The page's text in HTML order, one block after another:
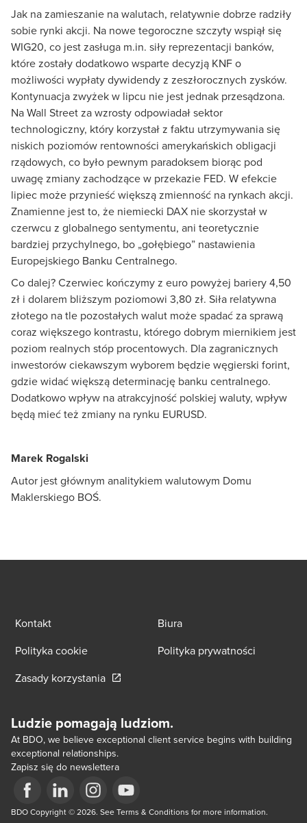
Jak na zamieszanie na walutach, relatywnie dobrze radziły
sobie rynki akcji. Na nowe tegoroczne szczyty wspiął się
WIG20, co jest zasługa m.in. siły reprezentacji banków,
które zostały dodatkowo wsparte decyzją KNF o
możliwości wypłaty dywidendy z zeszłorocznych zysków.
Kontynuacja zwyżek w lipcu nie jest jednak przesądzona.
Na Wall Street za wzrosty odpowiadał sektor
technologiczny, który korzystał z faktu utrzymywania się
niskich poziomów rentowności amerykańskich obligacji
rządowych, co było pewnym paradoksem biorąc pod
uwagę zmiany zachodzące w przekazie FED. W efekcie
lipiec może przynieść większą zmienność na rynkach akcji.
Znamienne jest to, że niemiecki DAX nie skorzystał w
czerwcu z globalnego sentymentu, ani teoretycznie
bardziej przychylnego, bo „gołębiego” nastawienia
Europejskiego Banku Centralnego.
Co dalej? Czerwiec kończymy z euro powyżej bariery 4,50
zł i dolarem bliższym poziomowi 3,80 zł. Siła relatywna
złotego na tle pozostałych walut może spadać za sprawą
coraz większego kontrastu, którego dobrym miernikiem jest
poziom realnych stóp procentowych. Dla zagranicznych
inwestorów ciekawszym wyborem będzie węgierski forint,
gdzie widać większą determinację banku centralnego.
Dodatkowo wpływ na atrakcyjność polskiej waluty, wpływ
będą mieć też zmiany na rynku EURUSD.
Marek Rogalski
Autor jest głównym analitykiem walutowym Domu
Maklerskiego BOŚ.
Kontakt
Biura
Polityka cookie
Polityka prywatności
Zasady korzystaniaOpens in a new window/tab
Ludzie pomagają ludziom.
At BDO, we believe exceptional client service begins with building
exceptional relationships.
Zapisz się do newslettera
Opens in a new window/tab
Opens in a new window/tab
Opens in a new window/tab
Opens in a new window/tab
BDO Copyright © 2026. See Terms & Conditions for more information.